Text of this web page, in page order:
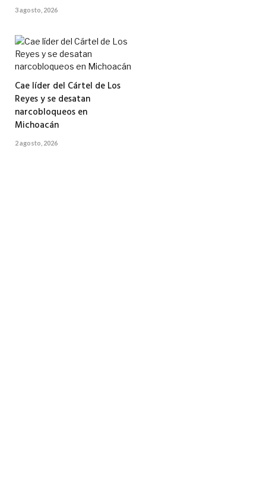
3 agosto, 2026
Cae líder del Cártel de Los
Reyes y se desatan
narcobloqueos en
Michoacán
2 agosto, 2026